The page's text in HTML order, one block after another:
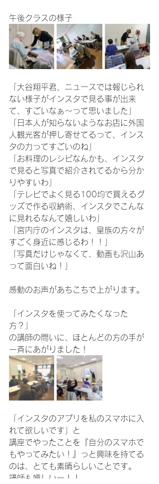
午後クラスの様子
「大谷翔平君、ニュースでは報じられ
ない様子がインスタで見る事が出来
て、すごいなぁ〜って思いました」
「日本人が知らないようなお店に外国
人観光客が押し寄せてるって、インス
タの力ってすごいのね」
「お料理のレシピなんかも、インスタ
で見ると写真で紹介されてるから分か
りやすいわ」
「テレビでよく見る100均で買えるグ
ッズで作る収納術、インスタでこんな
に見れるなんて嬉しいわ」
「宮内庁のインスタは、皇族の方々が
すごく身近に感じるわ！！」
「写真だけじゃなくて、動画も沢山あ
って面白いね！」
感動のお声があちこちで上がります。
「インスタを使ってみたくなった
方？」
の講師の問いに、ほとんどの方の手が
一斉にあがりました！
「インスタのアプリを私のスマホに入
れて欲しいです」と
講座でやったことを『自分のスマホで
もやってみたい！』っと興味を持てる
のは、とても素晴らしいことです。
講師も嬉しいー！！